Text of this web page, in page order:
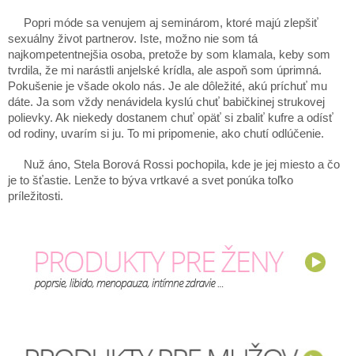
Popri móde sa venujem aj seminárom, ktoré majú zlepšiť
sexuálny život partnerov. Iste, možno nie som tá
najkompetentnejšia osoba, pretože by som klamala, keby som
tvrdila, že mi narástli anjelské krídla, ale aspoň som úprimná.
Pokušenie je všade okolo nás. Je ale dôležité, akú príchuť mu
dáte. Ja som vždy nenávidela kyslú chuť babičkinej strukovej
polievky. Ak niekedy dostanem chuť opäť si zbaliť kufre a odísť
od rodiny, uvarím si ju. To mi pripomenie, ako chutí odlúčenie.
Nuž áno, Stela Borová Rossi pochopila, kde je jej miesto a čo
je to šťastie. Lenže to býva vrtkavé a svet ponúka toľko
príležitosti.